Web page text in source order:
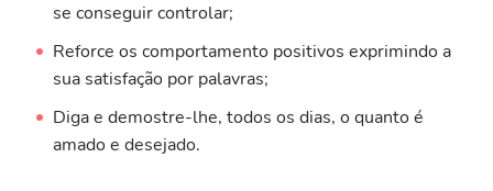
se conseguir controlar;
Reforce os comportamento positivos exprimindo a
sua satisfação por palavras;
Diga e demostre-lhe, todos os dias, o quanto é
amado e desejado.